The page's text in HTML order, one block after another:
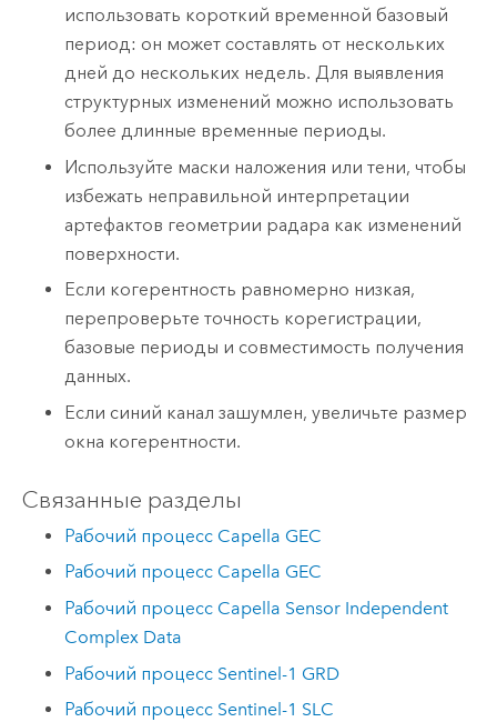
использовать короткий временной базовый
период: он может составлять от нескольких
дней до нескольких недель. Для выявления
структурных изменений можно использовать
более длинные временные периоды.
Используйте маски наложения или тени, чтобы
избежать неправильной интерпретации
артефактов геометрии радара как изменений
поверхности.
Если когерентность равномерно низкая,
перепроверьте точность корегистрации,
базовые периоды и совместимость получения
данных.
Если синий канал зашумлен, увеличьте размер
окна когерентности.
Связанные разделы
Рабочий процесс Capella GEC
Рабочий процесс Capella GEC
Рабочий процесс Capella Sensor Independent
Complex Data
Рабочий процесс Sentinel-1 GRD
Рабочий процесс Sentinel-1 SLC